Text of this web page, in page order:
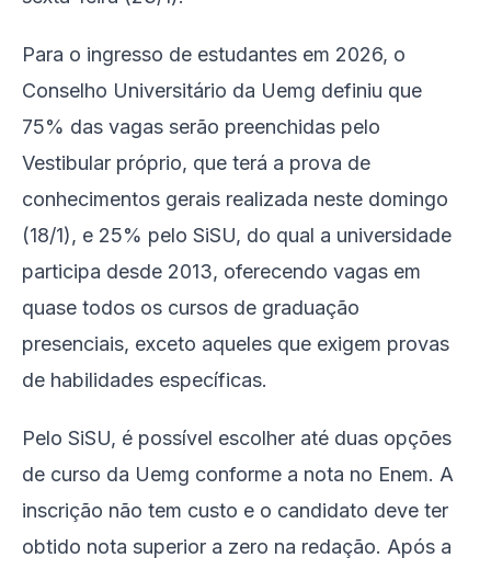
Para o ingresso de estudantes em 2026, o
Conselho Universitário da Uemg definiu que
75% das vagas serão preenchidas pelo
Vestibular próprio, que terá a prova de
conhecimentos gerais realizada neste domingo
(18/1), e 25% pelo SiSU, do qual a universidade
participa desde 2013, oferecendo vagas em
quase todos os cursos de graduação
presenciais, exceto aqueles que exigem provas
de habilidades específicas.
Pelo SiSU, é possível escolher até duas opções
de curso da Uemg conforme a nota no Enem. A
inscrição não tem custo e o candidato deve ter
obtido nota superior a zero na redação. Após a